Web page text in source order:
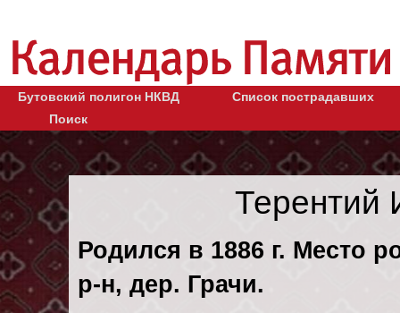
Бутовский полигон НКВД
Список пострадавших
Поиск
Терентий
Родился в 1886 г. Место
р-н, дер. Грачи.